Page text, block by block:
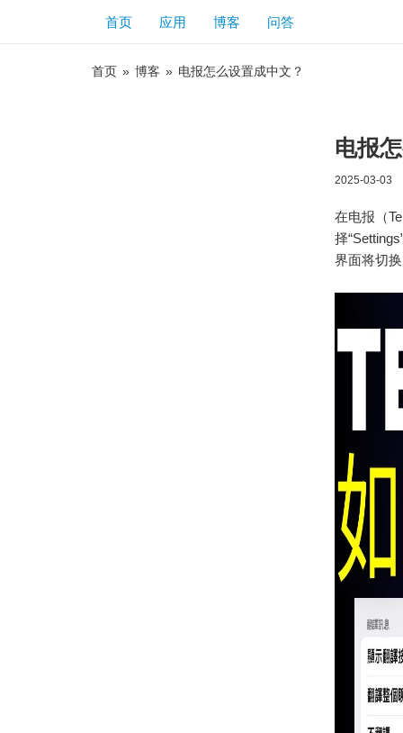
首页 应用 博客 问答
首页 » 博客 » 电报怎么设置成中文？
电报
2025-03-03
在电报（
择
界面将切